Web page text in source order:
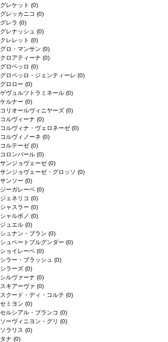
グレケット (0)
グレッカニコ (0)
グレラ (0)
グレナッシュ (0)
クレレット (0)
グロ・マンサン (0)
クロアティーナ (0)
グロペッロ (0)
グロペッロ・ジェンティーレ (0)
グロロー (0)
ゲヴュルツトラミネール (0)
ケルナー (0)
コリオールヴィニヤーズ (0)
コルヴィーナ (0)
コルヴィナ・ヴェロネーゼ (0)
コルヴィノーネ (0)
コルテーゼ (0)
コロンバール (0)
サンジョヴェーゼ (0)
サンジョヴェーゼ・グロッソ (0)
サンソー (0)
ジーガレーベ (0)
ジェネリコ (0)
シャスラー (0)
シャルボノ (0)
ジュエル (0)
シュナン・ブラン (0)
シュペートブルグンダー (0)
ショイレーベ (0)
シラー・ブラッシュ (0)
シラーズ (0)
シルヴァーナ (0)
スキアーヴァ (0)
スクード・ディ・コルテ (0)
セミヨン (0)
セルシアル・ブランコ (0)
ソーヴィニヨン・グリ (0)
ソラリス (0)
タナ (0)